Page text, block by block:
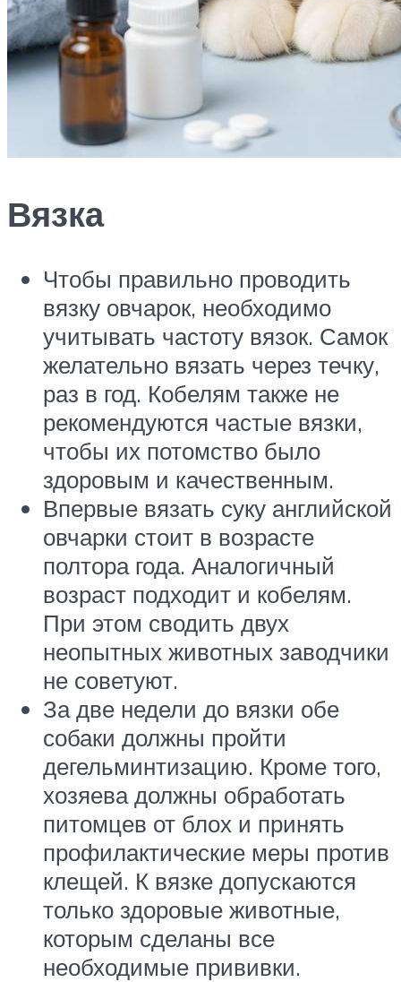
Вязка
Чтобы правильно проводить
вязку овчарок, необходимо
учитывать частоту вязок. Самок
желательно вязать через течку,
раз в год. Кобелям также не
рекомендуются частые вязки,
чтобы их потомство было
здоровым и качественным.
Впервые вязать суку английской
овчарки стоит в возрасте
полтора года. Аналогичный
возраст подходит и кобелям.
При этом сводить двух
неопытных животных заводчики
не советуют.
За две недели до вязки обе
собаки должны пройти
дегельминтизацию. Кроме того,
хозяева должны обработать
питомцев от блох и принять
профилактические меры против
клещей. К вязке допускаются
только здоровые животные,
которым сделаны все
необходимые прививки.